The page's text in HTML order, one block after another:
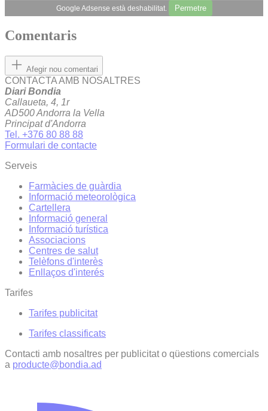
Google Adsense està deshabilitat. Permetre
Comentaris
Afegir nou comentari
CONTACTA AMB NOSALTRES
Diari Bondia
Callaueta, 4, 1r
AD500 Andorra la Vella
Principat d'Andorra
Tel. +376 80 88 88
Formulari de contacte
Serveis
Farmàcies de guàrdia
Informació meteorològica
Cartellera
Informació general
Informació turística
Associacions
Centres de salut
Telèfons d'interès
Enllaços d'interés
Tarifes
Tarifes publicitat
Tarifes classificats
Contacti amb nosaltres per publicitat o qüestions comercials
a producte@bondia.ad